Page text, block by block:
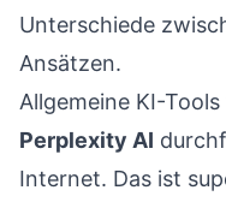
Unterschiede
Ansätzen.
Allgemeine KI-Tools
Perplexity AI
Internet. Das ist